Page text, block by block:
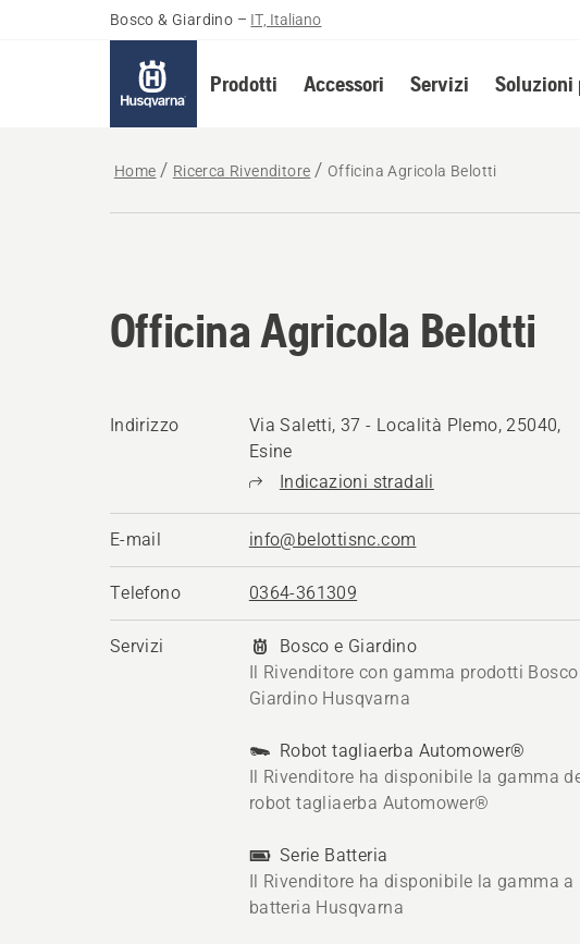
Bosco & Giardino – IT, Italiano
Prodotti Accessori Servizi Soluzioni
Home Ricerca Rivenditore Officina Agricola Belotti
Officina Agricola Belotti
Indirizzo
Via Saletti, 37 - Località Plemo, 25040,
Esine
Indicazioni stradali
E-mail info@belottisnc.com
Telefono 0364-361309
Servizi
Bosco e Giardino
Il Rivenditore con gamma prodotti
Giardino Husqvarna
Robot tagliaerba Automower®
Il Rivenditore ha disponibile la gamma
robot tagliaerba Automower®
Serie Batteria
Il Rivenditore ha disponibile la gamma a
batteria Husqvarna